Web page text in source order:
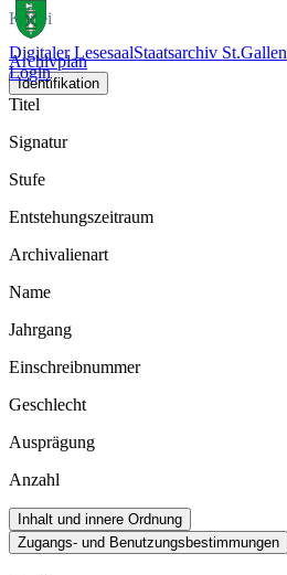
Digitaler LesesaalStaatsarchiv St.Gallen
Login
Kartei
Archivplan
Identifikation
Titel
Signatur
Stufe
Entstehungszeitraum
Archivalienart
Name
Jahrgang
Einschreibnummer
Geschlecht
Ausprägung
Anzahl
Inhalt und innere Ordnung
Zugangs- und Benutzungsbestimmungen